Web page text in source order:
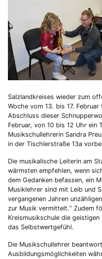
Salzlandkreises wieder zum
Woche vom 13. bis 17.
Abschluss dieser
Februar, von 10 bis 12 Uhr ein
Musikschullehrerin Sandra
in der Tischlerstraße 13a
Die musikalische Leiterin am
wärmsten empfehlen, wenn
dem Gedanken befassen, ein
Musiklehrer sind mit Leib und
vergangenen Jahren
zur Musik vermittelt.“ Zudem
Kreismusikschule die
das Selbstwertgefühl.
Die Musikschullehrer
Ausbildungsmöglichkeiten